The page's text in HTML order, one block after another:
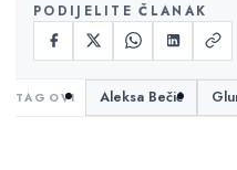
PODIJELITE ČLANAK
Aleksa Bečić